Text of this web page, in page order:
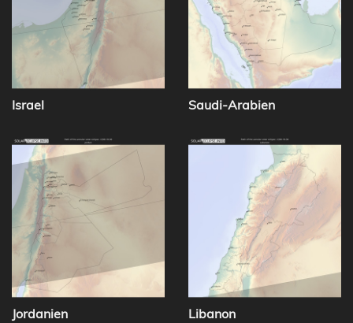
Israel Saudi-Arabien
Jordanien Libanon